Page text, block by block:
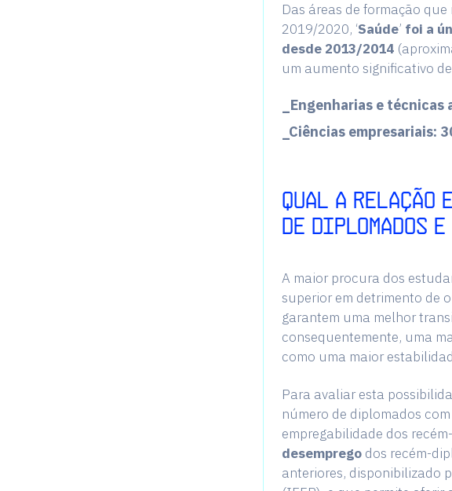
Das áreas de formação
2019/2020, ‘Saúde’ foi a
desde 2013/2014
um aumento significativo
_Engenharias e técnicas
_Ciências empresariais:
QUAL A RELAÇÃO
DE DIPLOMADOS
A maior procura dos
superior em detrimento de
garantem uma melhor
consequentemente, uma
como uma maior
Para avaliar esta
número de diplomados
empregabilidade dos
desempregodos recém-
anteriores, disponibilizado